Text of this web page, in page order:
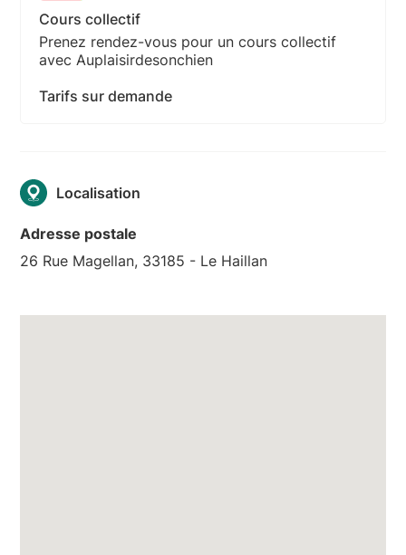
Cours collectif
Prenez rendez-vous pour un cours collectif
avec Auplaisirdesonchien
Tarifs sur demande
Localisation
Adresse postale
26 Rue Magellan, 33185 - Le Haillan